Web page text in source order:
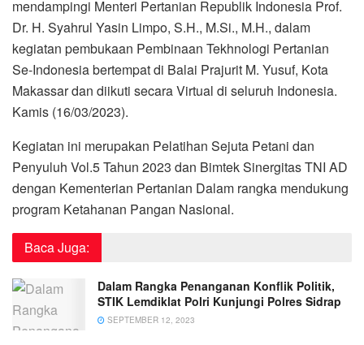
mendampingi Menteri Pertanian Republik Indonesia Prof.
Dr. H. Syahrul Yasin Limpo, S.H., M.Si., M.H., dalam
kegiatan pembukaan Pembinaan Tekhnologi Pertanian
Se-Indonesia bertempat di Balai Prajurit M. Yusuf, Kota
Makassar dan diikuti secara Virtual di seluruh Indonesia.
Kamis (16/03/2023).
Kegiatan ini merupakan Pelatihan Sejuta Petani dan
Penyuluh Vol.5 Tahun 2023 dan Bimtek Sinergitas TNI AD
dengan Kementerian Pertanian Dalam rangka mendukung
program Ketahanan Pangan Nasional.
Baca Juga:
Dalam Rangka Penanganan Konflik Politik,
STIK Lemdiklat Polri Kunjungi Polres Sidrap
SEPTEMBER 12, 2023